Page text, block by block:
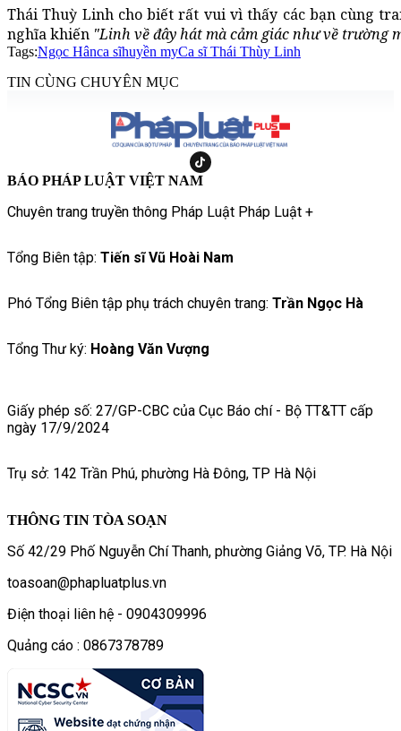
Thái Thuỳ Linh cho biết rất vui vì thấy các bạn cùng
nghĩa khiến "Linh về đây hát mà cảm giác như về trường
Tags:Ngọc Hânca sĩhuyền myCa sĩ Thái Thùy Linh
TIN CÙNG CHUYÊN MỤC
BÁO PHÁP LUẬT VIỆT NAM
Chuyên trang truyền thông Pháp Luật Pháp Luật +
Tổng Biên tập: Tiến sĩ Vũ Hoài Nam
Phó Tổng Biên tập phụ trách chuyên trang: Trần Ngọc Hà
Tổng Thư ký: Hoàng Văn Vượng
Giấy phép số: 27/GP-CBC của Cục Báo chí - Bộ TT&TT cấp
ngày 17/9/2024
Trụ sở: 142 Trần Phú, phường Hà Đông, TP Hà Nội
THÔNG TIN TÒA SOẠN
Số 42/29 Phố Nguyễn Chí Thanh, phường Giảng Võ, TP. Hà Nội
toasoan@phapluatplus.vn
Điện thoại liên hệ - 0904309996
Quảng cáo : 0867378789